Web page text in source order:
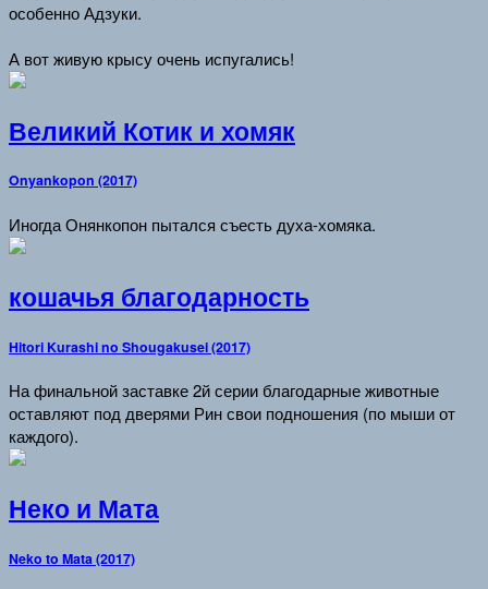
особенно Адзуки.
А вот живую крысу очень испугались!
Великий Котик и хомяк
Onyankopon (2017)
Иногда Онянкопон пытался съесть духа-хомяка.
кошачья благодарность
Hitori Kurashi no Shougakusei (2017)
На финальной заставке 2й серии благодарные животные
оставляют под дверями Рин свои подношения (по мыши от
каждого).
Неко и Мата
Neko to Mata (2017)